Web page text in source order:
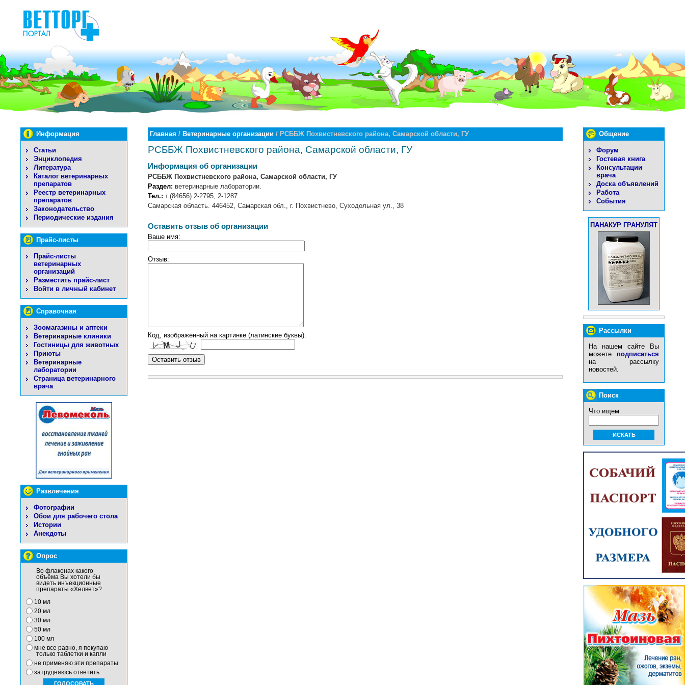
Информация
Статьи
Энциклопедия
Литература
Каталог ветеринарных
препаратов
Реестр ветеринарных
препаратов
Законодательство
Периодические издания
Прайс-листы
Прайс-листы
ветеринарных
организаций
Разместить прайс-лист
Войти в личный кабинет
Справочная
Зоомагазины и аптеки
Ветеринарные клиники
Гостиницы для животных
Приюты
Ветеринарные
лаборатории
Страница ветеринарного
врача
Развлечения
Фотографии
Обои для рабочего стола
Истории
Анекдоты
Опрос
Во флаконах какого
объёма Вы хотели бы
видеть инъекционные
препараты «Хелвет»?
10 мл
20 мл
30 мл
50 мл
100 мл
мне все равно, я покупаю
только таблетки и капли
не применяю эти препараты
затрудняюсь ответить
Общение
Форум
Гостевая книга
Консультации
врача
Доска объявлений
Работа
События
ПАНАКУР ГРАНУЛЯТ
Рассылки
На нашем сайте Вы
можете подписаться
на рассылку
новостей.
Поиск
Что ищем:
Главная / Ветеринарные организации / РСББЖ Похвистневского района, Самарской области, ГУ
РСББЖ Похвистневского района, Самарской области, ГУ
Информация об организации
РСББЖ Похвистневского района, Самарской области, ГУ
Раздел: ветеринарные лаборатории.
Тел.: т.(84656) 2-2795, 2-1287
Самарская область. 446452, Самарская обл., г. Похвистнево, Суходольная ул., 38
Оставить отзыв об организации
Ваше имя:
Отзыв:
Код, изображенный на картинке (латинские буквы):